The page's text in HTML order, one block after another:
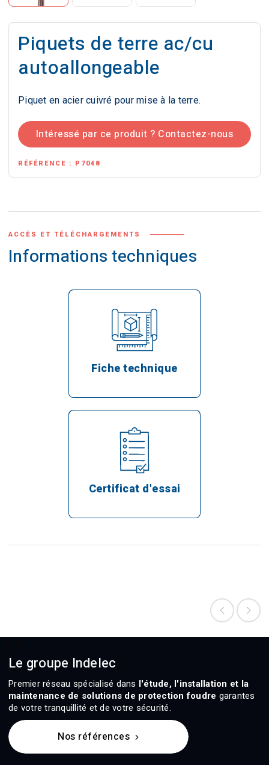
Piquets de terre ac/cu
autoallongeable
Piquet en acier cuivré pour mise à la terre.
Intéressé par ce produit ? Contactez-nous
RÉFÉRENCE : P7048
ACCÈS ET TÉLÉCHARGEMENTS
Informations techniques
Fiche technique
Certificat d'essai
Le groupe Indelec
Premier réseau spécialisé dans l'étude, l'installation et la
maintenance de solutions de protection foudre garantes
de votre tranquillité et de votre sécurité.
Nos références